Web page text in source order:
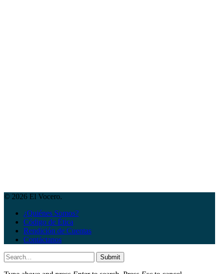
© 2026 El Vocero.
¿Quiénes Somos?
Código de Ética
Rendición de Cuentas
Contáctanos
Submit